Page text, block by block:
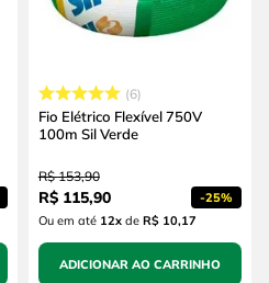
6
Fio Elétrico Flexível 750V
100m Sil Verde
R$ 153,90
R$ 115,90 -25%
Ou em até 12xde R$ 10,17
ADICIONAR AO CARRINHO